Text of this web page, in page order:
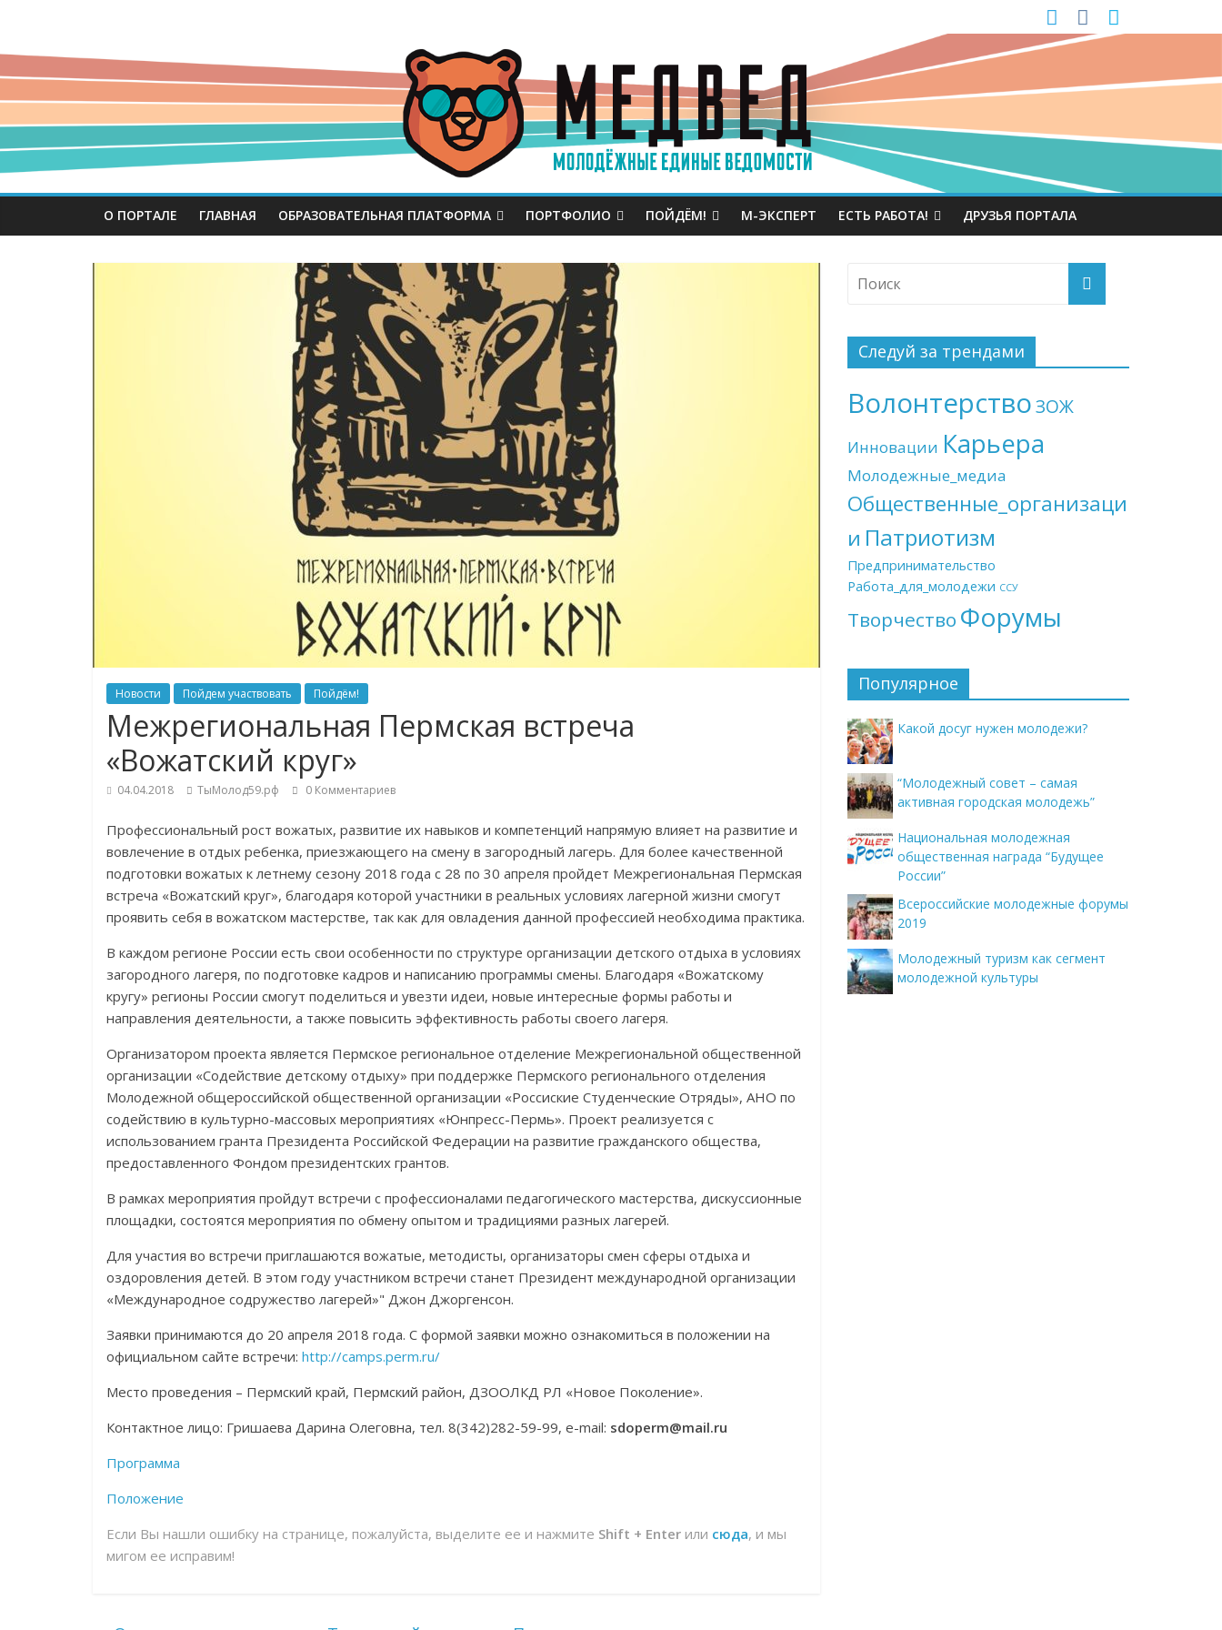
О ПОРТАЛЕ ГЛАВНАЯ ОБРАЗОВАТЕЛЬНАЯ ПЛАТФОРМА ПОРТФОЛИО ПОЙДЁМ! М-ЭКСПЕРТ ЕСТЬ РАБОТА! ДРУЗЬЯ ПОРТАЛА
Новости Пойдем участвовать Пойдём!
Межрегиональная Пермская встреча
«Вожатский круг»
04.04.2018 ТыМолод59.рф 0 Комментариев
Профессиональный рост вожатых, развитие их навыков и компетенций напрямую влияет на развитие и
вовлечение в отдых ребенка, приезжающего на смену в загородный лагерь. Для более качественной
подготовки вожатых к летнему сезону 2018 года с 28 по 30 апреля пройдет Межрегиональная Пермская
встреча «Вожатский круг», благодаря которой участники в реальных условиях лагерной жизни смогут
проявить себя в вожатском мастерстве, так как для овладения данной профессией необходима практика.
В каждом регионе России есть свои особенности по структуре организации детского отдыха в условиях
загородного лагеря, по подготовке кадров и написанию программы смены. Благодаря «Вожатскому
кругу» регионы России смогут поделиться и увезти идеи, новые интересные формы работы и
направления деятельности, а также повысить эффективность работы своего лагеря.
Организатором проекта является Пермское региональное отделение Межрегиональной общественной
организации «Содействие детскому отдыху» при поддержке Пермского регионального отделения
Молодежной общероссийской общественной организации «Россиские Студенческие Отряды», АНО по
содействию в культурно-массовых мероприятиях «Юнпресс-Пермь». Проект реализуется с
использованием гранта Президента Российской Федерации на развитие гражданского общества,
предоставленного Фондом президентских грантов.
В рамках мероприятия пройдут встречи с профессионалами педагогического мастерства, дискуссионные
площадки, состоятся мероприятия по обмену опытом и традициями разных лагерей.
Для участия во встречи приглашаются вожатые, методисты, организаторы смен сферы отдыха и
оздоровления детей. В этом году участником встречи станет Президент международной организации
«Международное содружество лагерей»" Джон Джоргенсон.
Заявки принимаются до 20 апреля 2018 года. С формой заявки можно ознакомиться в положении на
официальном сайте встречи: http://camps.perm.ru/
Место проведения – Пермский край, Пермский район, ДЗООЛКД РЛ «Новое Поколение».
Контактное лицо: Гришаева Дарина Олеговна, тел. 8(342)282-59-99, e-mail: sdoperm@mail.ru
Программа
Положение
Если Вы нашли ошибку на странице, пожалуйста, выделите ее и нажмите Shift + Enter или сюда, и мы
мигом ее исправим!
Следуй за трендами
ВолонтерствоЗОЖ
Инновации Карьера
Молодежные_медиа
Общественные_организаци
и Патриотизм
Предпринимательство
Работа_для_молодежи ССУ
Творчество Форумы
Популярное
Какой досуг нужен молодежи?
“Молодежный совет – самая
активная городская молодежь”
Национальная молодежная
общественная награда “Будущее
России”
Всероссийские молодежные форумы
2019
Молодежный туризм как сегмент
молодежной культуры